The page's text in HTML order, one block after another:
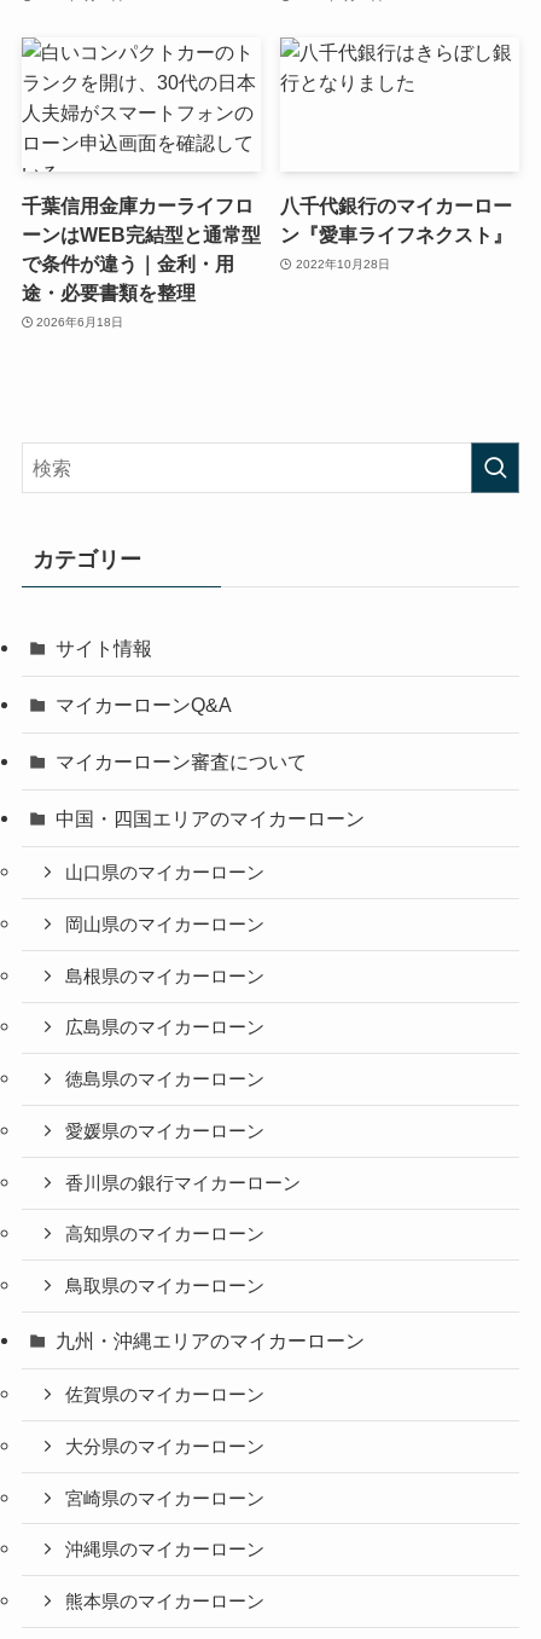
千葉信用金庫カーライフロ
ーンはWEB完結型と通常型
で条件が違う｜金利・用
途・必要書類を整理
2026年6月18日
八千代銀行のマイカーロー
ン『愛車ライフネクスト』
2022年10月28日
カテゴリー
サイト情報
マイカーローンQ&A
マイカーローン審査について
中国・四国エリアのマイカーローン
山口県のマイカーローン
岡山県のマイカーローン
島根県のマイカーローン
広島県のマイカーローン
徳島県のマイカーローン
愛媛県のマイカーローン
香川県の銀行マイカーローン
高知県のマイカーローン
鳥取県のマイカーローン
九州・沖縄エリアのマイカーローン
佐賀県のマイカーローン
大分県のマイカーローン
宮崎県のマイカーローン
沖縄県のマイカーローン
熊本県のマイカーローン